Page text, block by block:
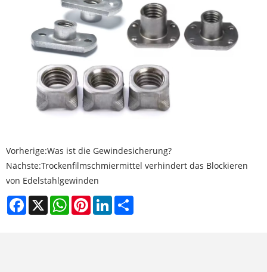
Vorherige:Was ist die Gewindesicherung?
Nächste:Trockenfilmschmiermittel verhindert das Blockieren
von Edelstahlgewinden
Facebook
X WhatsAppPinterestLinkedIn